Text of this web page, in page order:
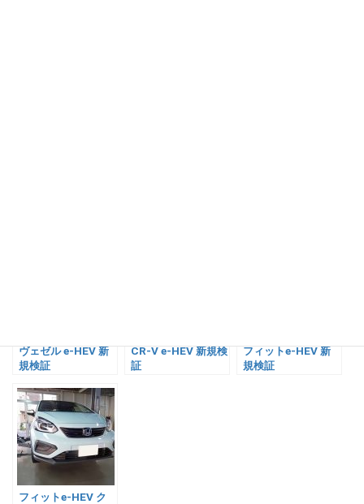
ヴェゼル e-HEV 新
規検証
CR-V e-HEV 新規検
証
フィットe-HEV 新
規検証
フィットe-HEV ク